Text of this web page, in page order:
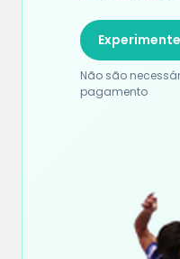
Não são
pagamento